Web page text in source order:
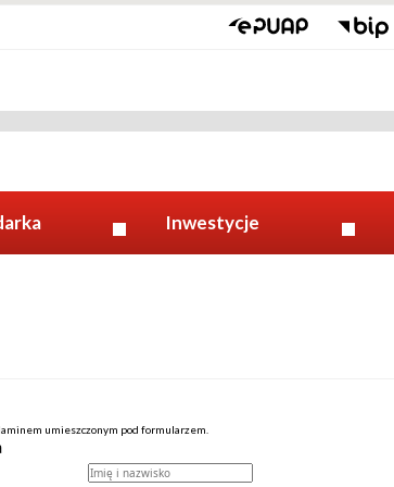
Inwestycje
umieszczonym pod formularzem.